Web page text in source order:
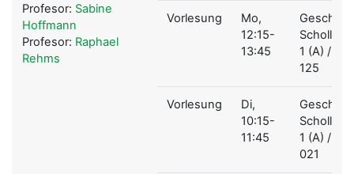
Vorlesung
Mo,
12:15-
13:45
Geschw.-
Scholl-Pl.
1 (A) / A
125
Vorlesung
Di,
10:15-
11:45
Geschw.-
Scholl-Pl.
1 (A) / A
021
Profesor: Sabine
Hoffmann
Profesor: Raphael
Rehms